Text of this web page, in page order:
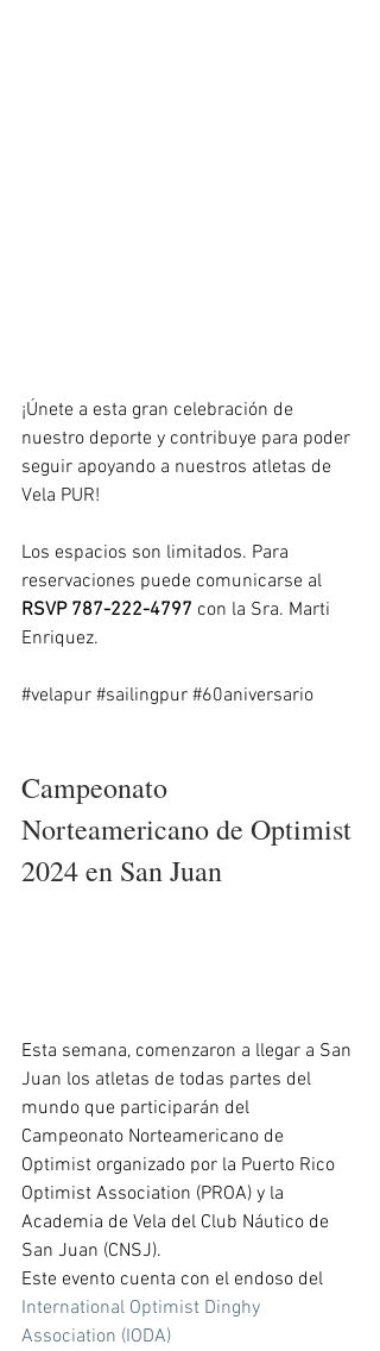
¡Únete a esta gran celebración de
nuestro deporte y contribuye para poder
seguir apoyando a nuestros atletas de
Vela PUR!
Los espacios son limitados. Para
reservaciones puede comunicarse al
RSVP 787-222-4797 con la Sra. Marti
Enriquez.
#velapur #sailingpur #60aniversario
Campeonato
Norteamericano de Optimist
2024 en San Juan
Esta semana, comenzaron a llegar a San
Juan los atletas de todas partes del
mundo que participarán del
Campeonato Norteamericano de
Optimist organizado por la Puerto Rico
Optimist Association (PROA) y la
Academia de Vela del Club Náutico de
San Juan (CNSJ).
Este evento cuenta con el endoso del
International Optimist Dinghy
Association (IODA)